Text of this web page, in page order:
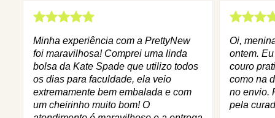
Minha experiência com a PrettyNew
foi maravilhosa! Comprei uma linda
bolsa da Kate Spade que utilizo todos
os dias para faculdade, ela veio
extremamente bem embalada e com
um cheirinho muito bom! O
Oi,
ontem.
couro
como na
no envio.
pela